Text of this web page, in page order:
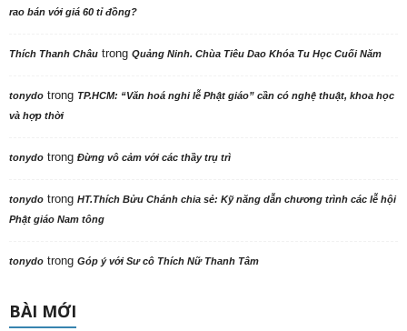
rao bán với giá 60 tỉ đồng?
Thích Thanh Châu trong Quảng Ninh. Chùa Tiêu Dao Khóa Tu Học Cuối Năm
tonydo trong TP.HCM: “Văn hoá nghi lễ Phật giáo” cần có nghệ thuật, khoa học
và hợp thời
tonydo trong Đừng vô cảm với các thầy trụ trì
tonydo trong HT.Thích Bửu Chánh chia sẻ: Kỹ năng dẫn chương trình các lễ hội
Phật giáo Nam tông
tonydo trong Góp ý với Sư cô Thích Nữ Thanh Tâm
BÀI MỚI